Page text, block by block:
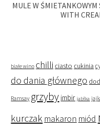
MULE W ŚMIETANKOWYM
WITH
białe wino chilli ciasto cukinia
do dania głównego
Ramsay grzyby imbir jabłka
kurczak makaron miód